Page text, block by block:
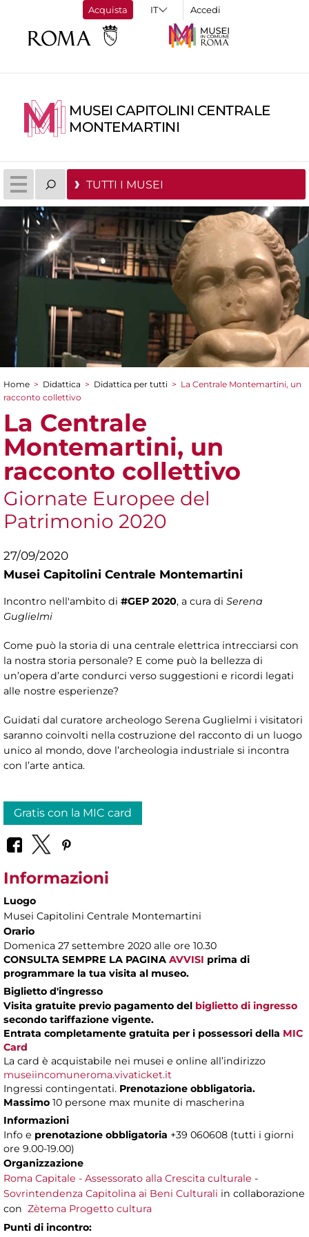
Acquista Accedi
MUSEI CAPITOLINI CENTRALE
MONTEMARTINI
TUTTI I MUSEI
Tu sei qui
Home > Didattica > Didattica per tutti > La Centrale Montemartini, un
racconto collettivo
La Centrale
Montemartini, un
racconto collettivo
Giornate Europee del
Patrimonio 2020
27/09/2020
Musei Capitolini Centrale Montemartini
Incontro nell'ambito di #GEP 2020, a cura di Serena
Guglielmi
Come può la storia di una centrale elettrica intrecciarsi con
la nostra storia personale? E come può la bellezza di
un’opera d’arte condurci verso suggestioni e ricordi legati
alle nostre esperienze?
Guidati dal curatore archeologo Serena Guglielmi i visitatori
saranno coinvolti nella costruzione del racconto di un luogo
unico al mondo, dove l’archeologia industriale si incontra
con l’arte antica.
Gratis con la MIC card
Informazioni
Luogo
Musei Capitolini Centrale Montemartini
Orario
Domenica 27 settembre 2020 alle ore 10.30
CONSULTA SEMPRE LA PAGINA AVVISI prima di
programmare la tua visita al museo.
Biglietto d'ingresso
Visita gratuite previo pagamento del biglietto di ingresso
secondo tariffazione vigente.
Entrata completamente gratuita per i possessori della MIC
Card
La card è acquistabile nei musei e online all’indirizzo
museiincomuneroma.vivaticket.it
Ingressi contingentati. Prenotazione obbligatoria.
Massimo 10 persone max munite di mascherina
Informazioni
Info e prenotazione obbligatoria +39 060608 (tutti i giorni
ore 9.00-19.00)
Organizzazione
Roma Capitale - Assessorato alla Crescita culturale -
Sovrintendenza Capitolina ai Beni Culturali in collaborazione
con Zètema Progetto cultura
Punti di incontro: